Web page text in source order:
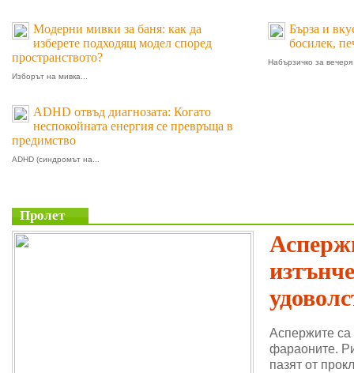
Модерни мивки за баня: как да
изберете подходящ модел според
пространството?
Изборът на мивка...
Бърза и
босилек,
Набързичко за
ADHD отвъд диагнозата: Когато
неспокойната енергия се превръща в
предимство
ADHD (синдромът на...
Пролет
Аспержите
фараоните.
пазят от